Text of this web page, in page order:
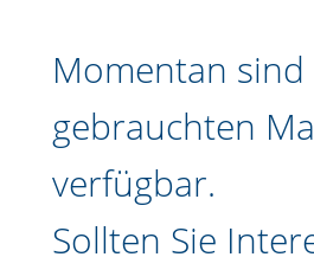
Momentan sind
gebrauchten
verfügbar.
Sollten Sie